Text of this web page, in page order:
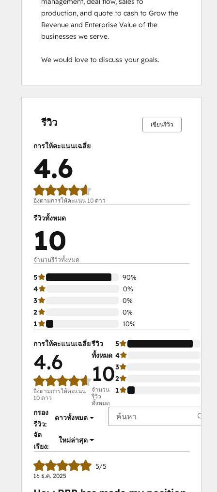
production, and quote to cash to Grow the
Revenue and Enterprise Value of the
businesses we serve.
We would love to discuss your goals.
รีวิว เขียนรีวิว
การให้คะแนนเฉลี่ย
4.6
อิงตามการให้คะแนน 10 ดาว
รีวิวทั้งหมด
10
จำนวนรีวิวทั้งหมด
5
90%
4
0%
0%
3
0%
0%
2
0%
0%
1
10%
10%
การให้คะแนนเฉลี่ย
4.6
อิงตามการให้คะแนน
10 ดาว
รีวิว
ทั้งหมด
10
จำนวน
รีวิว
ทั้งหมด
5
90%
4
3
2
1
กรอง
รีวิว:
ดาวทั้งหมด
จัด
เรียง:
ใหม่ล่าสุด
5/5
16 ธ.ค. 2025